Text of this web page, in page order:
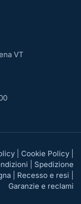
VT
Cookie Policy
Spedizione
Recesso e resi
Garanzie e reclami